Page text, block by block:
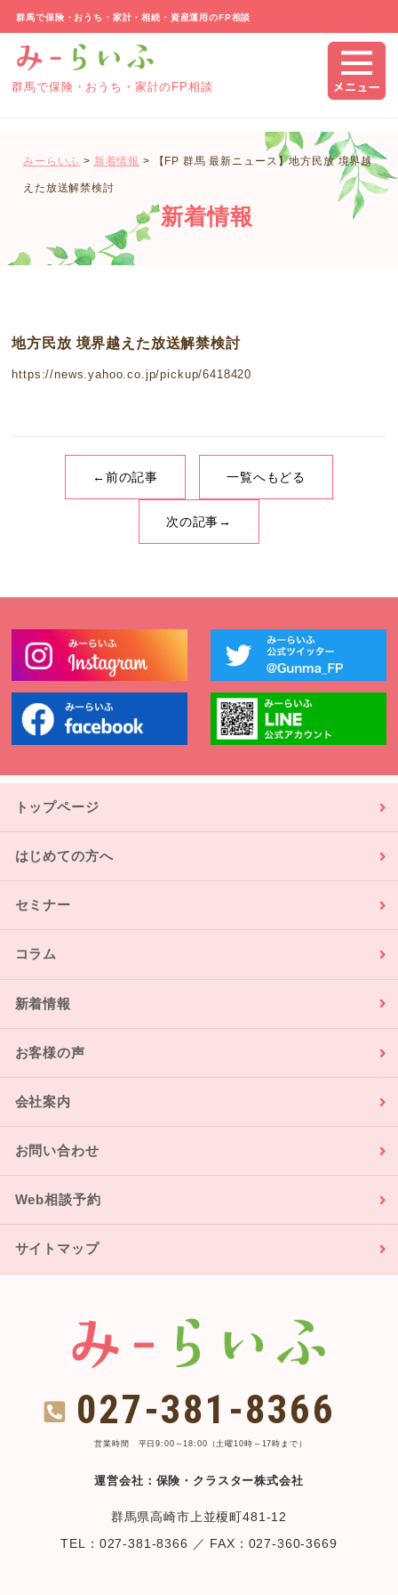
群馬で保険・おうち・家計・相続・資産運用のFP相談
群馬で保険・おうち・家計のFP相談
みーらいふ > 新着情報 > 【FP 群馬 最新ニュース】地方民放 境界越
えた放送解禁検討
新着情報
地方民放 境界越えた放送解禁検討
https://news.yahoo.co.jp/pickup/6418420
←前の記事 一覧へもどる
次の記事→
トップページ
はじめての方へ
セミナー
コラム
新着情報
お客様の声
会社案内
お問い合わせ
Web相談予約
サイトマップ
027-381-8366
営業時間 平日9:00～18:00（土曜10時～17時まで）
運営会社：保険・クラスター株式会社
群馬県高崎市上並榎町481-12
TEL：027-381-8366 ／ FAX：027-360-3669